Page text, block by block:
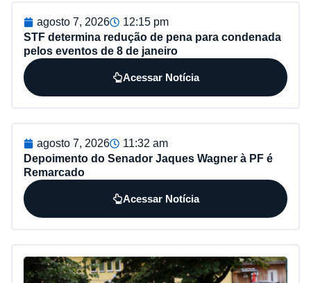
agosto 7, 2026
12:15 pm
STF determina redução de pena para condenada
pelos eventos de 8 de janeiro
Acessar Notícia
agosto 7, 2026
11:32 am
Depoimento do Senador Jaques Wagner à PF é
Remarcado
Acessar Notícia